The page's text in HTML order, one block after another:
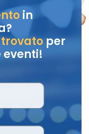
in
per
eventi!